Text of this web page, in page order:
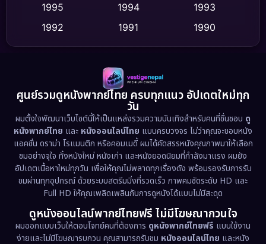
Dance เต้น (10)
Detective สืบสวน (75)
Disaster (13)
Disney+ (5)
Documentary สารคดี (94)
Drama ดราม่า (1,493)
Dystopian (17)
Emotional (61)
1995
1994
1993
1992
1991
1990
1989
1988
1986
1983
1978
1974
1962
ศูนย์รวมดูหนังพากย์ไทย ครบทุกแนว อัปเดตใหม่ทุก
วัน
ผมตั้งใจพัฒนาเว็บไซต์นี้ให้เป็นแหล่งรวมความบันเทิงสำหรับคนที่ชื่นชอบ ดู
หนังพากย์ไทย และ หนังออนไลน์ไทย แบบครบวงจร ไม่ว่าคุณจะชอบหนัง
แอคชั่น ดราม่า โรแมนติก หรือคอมเมดี้ ผมได้คัดสรรหนังคุณภาพมาให้เลือก
ชมอย่างจุใจ ทั้งหนังใหม่ หนังเก่า และหนังยอดนิยมที่กำลังมาแรง ผมยัง
อัปเดตเนื้อหาใหม่ทุกวัน เพื่อให้คุณไม่พลาดทุกเรื่องดัง พร้อมรองรับการรับ
ชมผ่านทุกอุปกรณ์ ด้วยระบบสตรีมมิ่งที่รวดเร็ว ภาพคมชัดระดับ HD และ
Full HD ให้คุณเพลิดเพลินกับการดูหนังได้แบบไม่มีสะดุด
ดูหนังออนไลน์พากย์ไทยฟรี ไม่มีโฆษณากวนใจ
ผมออกแบบเว็บให้ตอบโจทย์คนที่ต้องการ ดูหนังพากย์ไทยฟรี แบบใช้งาน
ง่ายและไม่มีโฆษณารบกวน คุณสามารถรับชม หนังออนไลน์ไทย และหนัง